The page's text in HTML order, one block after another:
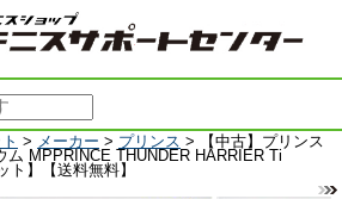
> メーカー > プリンス > 【中古】プリンス
ム MPPRINCE THUNDER HARRIER Ti
ト】【送料無料】